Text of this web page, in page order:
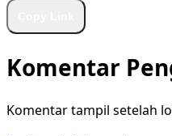
Komentar
Komentar tampil setelah